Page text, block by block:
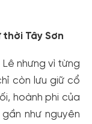
Tây Sơn
nhưng vì từng
còn lưu giữ cổ
hoành phi của
như nguyên